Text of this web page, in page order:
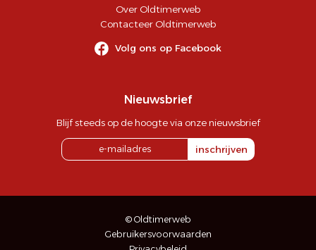
Over Oldtimerweb
Contacteer Oldtimerweb
Volg ons op Facebook
Nieuwsbrief
Blijf steeds op de hoogte via onze nieuwsbrief
inschrijven
© Oldtimerweb
Gebruikersvoorwaarden